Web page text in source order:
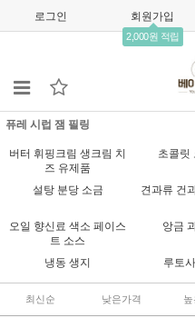
로그인 회원가입
2,000원 적립
퓨레 시럽 잼 필링
버터 휘핑크림 생크림 치
즈 유제품
초콜릿
설탕 분당 소금
견과류 건
오일 향신료 색소 페이스
트 소스
앙금
냉동 생지 루토
최신순 낮은가격 높